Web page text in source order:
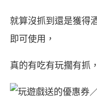
就算沒抓到還是獲得
即可使用，
真的有吃有玩擱有抓